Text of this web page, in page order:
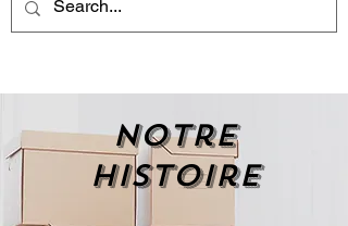
Notre
histoire